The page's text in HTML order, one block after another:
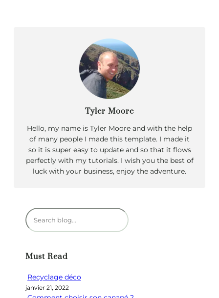
Tyler Moore
Hello, my name is Tyler Moore and with the help
of many people I made this template. I made it
so it is super easy to update and so that it flows
perfectly with my tutorials. I wish you the best of
luck with your business, enjoy the adventure.
R
e
e
c
h
Must Read
Recyclage déco
janvier 21, 2022